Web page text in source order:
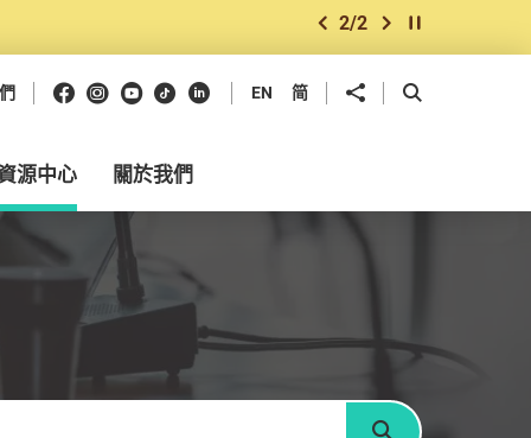
上一個
2/2 下一個開始/暫停幻燈
Facebook
Instagram
Youtube
抖音領英 EN 简 分享到 開啟搜尋框
源中心 關於我們